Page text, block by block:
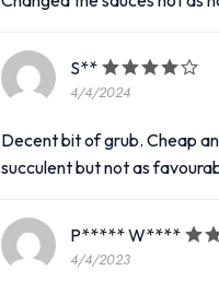
S**
4/4/2024
Decent bit of grub. Cheap
succulent but not as
P***** W****
4/4/2023